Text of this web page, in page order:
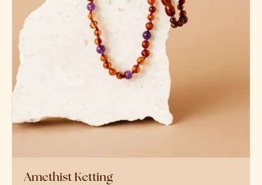
Amethist Ketting